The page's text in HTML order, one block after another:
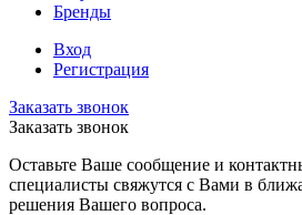
Бренды
Вход
Регистрация
Заказать звонок
Заказать звонок
Оставьте Ваше сообщение и
специалисты свяжутся с Вами в
решения Вашего вопроса.